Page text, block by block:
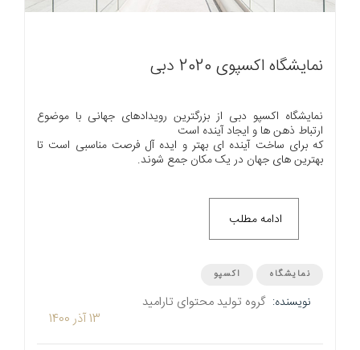
نمایشگاه اکسپوی 2020 دبی
نمایشگاه اکسپو دبی از بزرگترین رویدادهای جهانی با موضوع
ارتباط ذهن ها و ایجاد آینده است
که برای ساخت آینده ای بهتر و ایده آل فرصت مناسبی است تا
بهترین های جهان در یک مکان جمع شوند.
ادامه مطلب
نمایشگاه اکسپو
نویسنده: گروه تولید محتوای تارامید
13 آذر 1400